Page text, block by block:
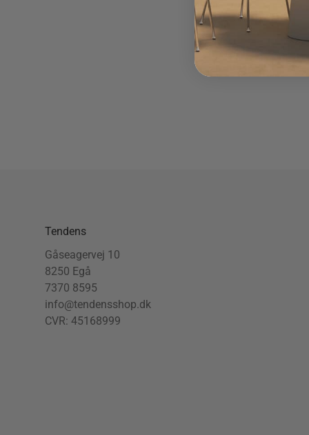
Tendens
Gåseagervej 10
8250 Egå
7370 8595
info@tendensshop.dk
CVR: 45168999